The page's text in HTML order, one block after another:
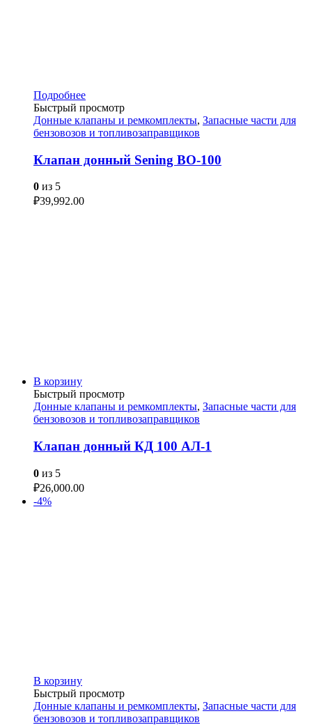
Подробнее
Быстрый просмотр
Донные клапаны и ремкомплекты, Запасные части для
бензовозов и топливозаправщиков
Клапан донный Sening BO-100
0 из 5
₽39,992.00
В корзину
Быстрый просмотр
Донные клапаны и ремкомплекты, Запасные части для
бензовозов и топливозаправщиков
Клапан донный КД 100 АЛ-1
0 из 5
₽26,000.00
-4%
В корзину
Быстрый просмотр
Донные клапаны и ремкомплекты, Запасные части для
бензовозов и топливозаправщиков